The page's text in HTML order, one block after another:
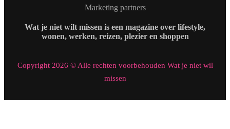
Marketing partners
Wat je niet wilt missen is een magazine over lifestyle,
wonen, werken, reizen, plezier en shoppen
Copyright 2026 © Alle rechten voorbehouden Wat je niet wil
missen